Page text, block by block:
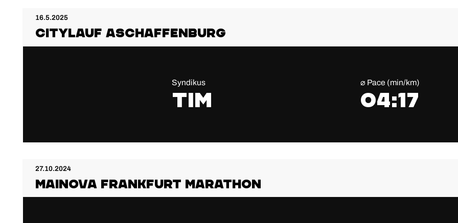
16.5.2025
Citylauf Aschaffenburg
Syndikus
Tim
⌀ Pace (min/km)
04:17
27.10.2024
MAINOVA FRANKFURT MARATHON